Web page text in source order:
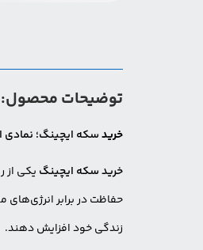
توضیحات محصول:
خریدسکه ایچینگ؛ نمادی
خرید سکه ایچینگ یکی از
حفاظت در برابر
زندگی خود افزایش دهند.